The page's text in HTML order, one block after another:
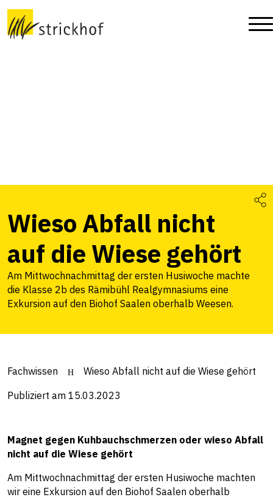
Wieso Abfall nicht
auf die Wiese gehört
Am Mittwochnachmittag der ersten Husiwoche machte
die Klasse 2b des Rämibühl Realgymnasiums eine
Exkursion auf den Biohof Saalen oberhalb Weesen.
Fachwissen Wieso Abfall nicht auf die Wiese gehört
Publiziert am 15.03.2023
Magnet gegen Kuhbauchschmerzen oder wieso Abfall
nicht auf die Wiese gehört
Am Mittwochnachmittag der ersten Husiwoche machten
wir eine Exkursion auf den Biohof Saalen oberhalb